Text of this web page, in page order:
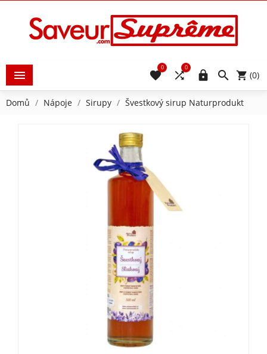
  (0)


0

0
Domů Nápoje Sirupy Švestkový sirup Naturprodukt